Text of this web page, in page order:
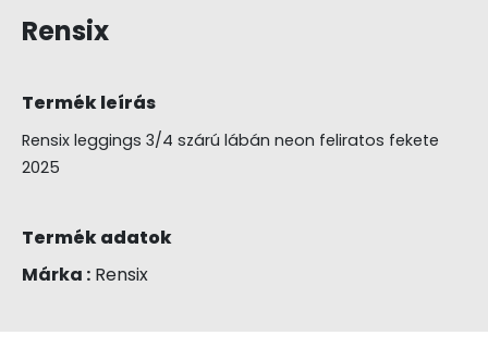
Rensix
Termék leírás
Rensix leggings 3/4 szárú lábán neon feliratos fekete
2025
Termék adatok
Márka : Rensix